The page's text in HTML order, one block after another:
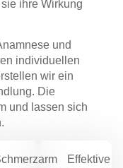
ihre Wirkung
und
individuellen
wir ein
Die
und lassen sich
Effektive